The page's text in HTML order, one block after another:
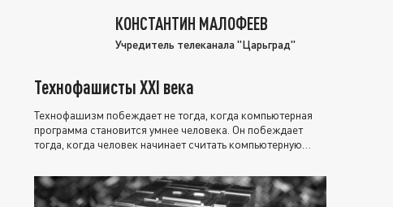
КОНСТАНТИН МАЛОФЕЕВ
Учредитель телеканала "Царьград"
Технофашисты XXI века
Технофашизм побеждает не тогда, когда компьютерная
программа становится умнее человека. Он побеждает
тогда, когда человек начинает считать компьютерную